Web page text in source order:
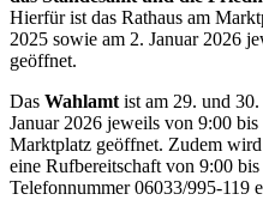
Hierfür ist das Rathaus am
2025 sowie am 2. Januar 2026
geöffnet.
Das Wahlamt ist am 29. und
Januar 2026 jeweils von 9:00
Marktplatz geöffnet. Zudem
eine Rufbereitschaft von 9:00
Telefonnummer 06033/995-119